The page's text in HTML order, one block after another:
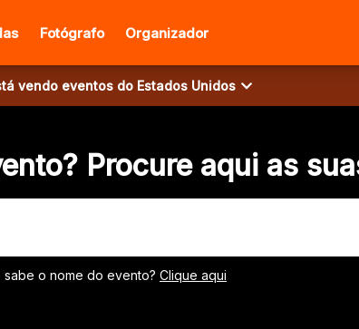
Fotógrafo Organizador
vendo eventos do Estados Unidos
Procure aqui as
sabe o nome do evento? Clique aqui